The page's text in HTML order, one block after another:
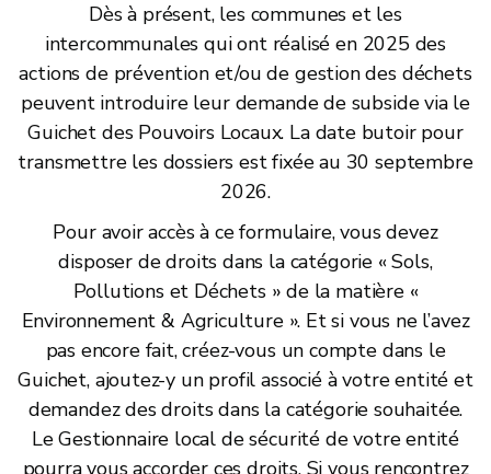
Dès à présent, les communes et les
intercommunales qui ont réalisé en 2025 des
actions de prévention et/ou de gestion des déchets
peuvent introduire leur demande de subside via le
Guichet des Pouvoirs Locaux. La date butoir pour
transmettre les dossiers est fixée au 30 septembre
2026.
Pour avoir accès à ce formulaire, vous devez
disposer de droits dans la catégorie « Sols,
Pollutions et Déchets » de la matière «
Environnement & Agriculture ». Et si vous ne l’avez
pas encore fait, créez-vous un compte dans le
Guichet, ajoutez-y un profil associé à votre entité et
demandez des droits dans la catégorie souhaitée.
Le Gestionnaire local de sécurité de votre entité